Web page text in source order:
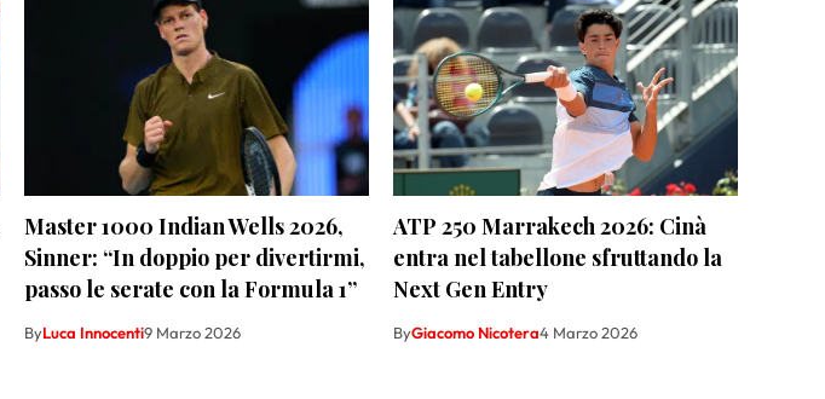
Master 1000 Indian Wells 2026,
Sinner: “In doppio per divertirmi,
passo le serate con la Formula 1”
ByLuca Innocenti9 Marzo 2026
ATP 250 Marrakech 2026: Cinà
entra nel tabellone sfruttando la
Next Gen Entry
ByGiacomo Nicotera4 Marzo 2026